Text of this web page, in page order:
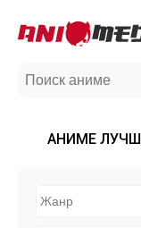
АНИМЕ